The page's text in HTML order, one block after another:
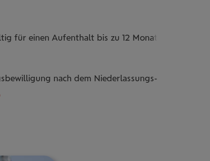
für einen Aufenthalt bis zu 12 Monate
nach dem Niederlassungs-